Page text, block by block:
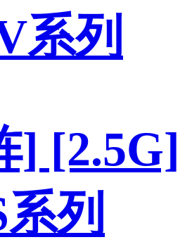
系列
] [2.5G]
列